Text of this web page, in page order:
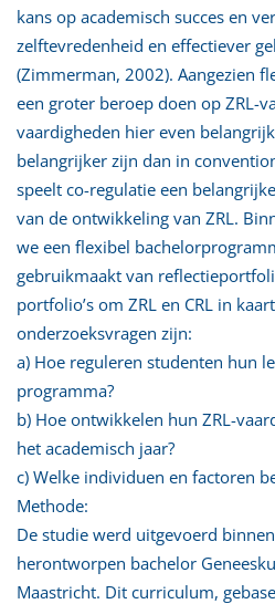
kans op academisch succes en
zelftevredenheid en effectiever
(Zimmerman, 2002). Aangezien
een groter beroep doen op ZRL-
vaardigheden hier even
belangrijker zijn dan in
speelt co-regulatie een
van de ontwikkeling van ZRL.
we een flexibel
gebruikmaakt van
portfolio’s om ZRL en CRL in
onderzoeksvragen zijn:
a) Hoe reguleren studenten hun
programma?
b) Hoe ontwikkelen hun ZRL-
het academisch jaar?
c) Welke individuen en factoren
Methode:
De studie werd uitgevoerd
herontworpen bachelor
Maastricht. Dit curriculum,